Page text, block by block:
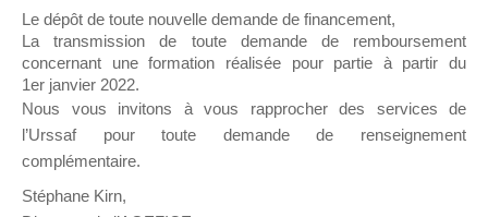
sur lequel il est possible de laisser un message
ou poser une question.
NB : Il est nécessaire d’être
pouvoir rejoindre ce groupe
Le dépôt de toute nouvelle demande de financement,
La transmission de toute demande de remboursement
concernant une formation réalisée pour partie à partir du
1er janvier 2022.
Nous vous invitons à vous rapprocher des services de
l’Urssaf pour toute demande de renseignement
complémentaire.
Stéphane Kirn,